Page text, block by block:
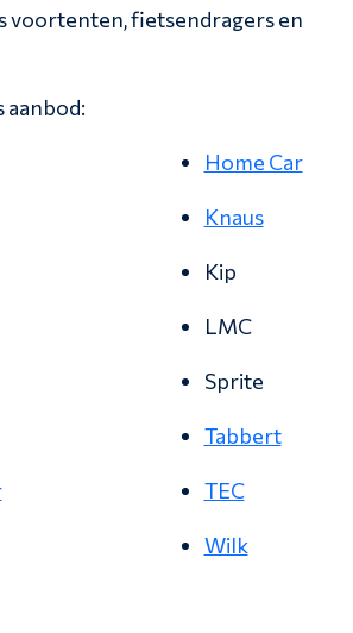
voortenten, fietsendragers en
aanbod:
Home Car
Knaus
Kip
LMC
Sprite
Tabbert
TEC
Wilk